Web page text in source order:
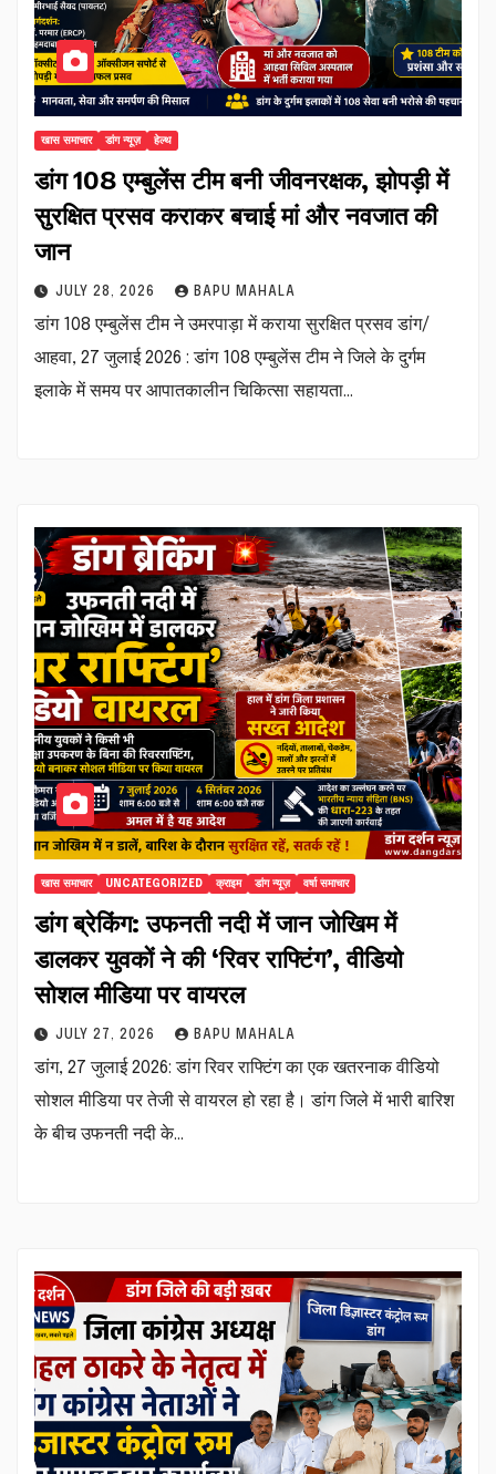
खास समाचार डांग न्यूज़ हेल्थ
डांग 108 एम्बुलेंस टीम बनी जीवनरक्षक, झोपड़ी में
सुरक्षित प्रसव कराकर बचाई मां और नवजात की
जान
JULY 28, 2026 BAPU MAHALA
डांग 108 एम्बुलेंस टीम ने उमरपाड़ा में कराया सुरक्षित प्रसव डांग/
आहवा, 27 जुलाई 2026 : डांग 108 एम्बुलेंस टीम ने जिले के दुर्गम
इलाके में समय पर आपातकालीन चिकित्सा सहायता…
खास समाचार UNCATEGORIZED क्राइम डांग न्यूज़ वर्षा समाचार
डांग ब्रेकिंग: उफनती नदी में जान जोखिम में
डालकर युवकों ने की ‘रिवर राफ्टिंग’, वीडियो
सोशल मीडिया पर वायरल
JULY 27, 2026 BAPU MAHALA
डांग, 27 जुलाई 2026: डांग रिवर राफ्टिंग का एक खतरनाक वीडियो
सोशल मीडिया पर तेजी से वायरल हो रहा है। डांग जिले में भारी बारिश
के बीच उफनती नदी के…